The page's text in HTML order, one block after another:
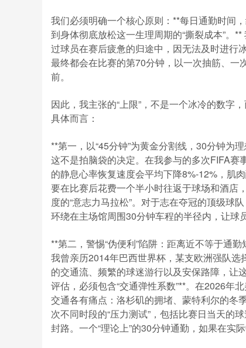
我们必须明确一个核心原则：**每日通勤时间
到身体彻底放松这一生理周期的“撕裂成本”。
过球员在赛后疲惫的归途中，因无法及时进行
最终都会在比赛的第70分钟，以一次抽筋、
前。
因此，我主张的“上限”，不是一个冰冷的数字
具体而言：
**第一，以“45分钟”为黄金分割线，30分钟为
这不是拍脑袋的决定。在我参与的多次FIFA
的静息心率恢复速度会平均下降8%-12%，肌
要在比赛后花费一个半小时往返于球场和酒店
度的“意志力马拉松”。对于志在夺冠的顶级球
环绕在主场馆周围30分钟车程的半径内，让球
**第二，警惕“伪便利”陷阱：距离近不等于通勤
我曾亲历2014年巴西世界杯，某支欧洲强队
的交通流、频繁的球迷游行以及安保路障，让
评估，必须包含“交通弹性系数”**。在2026年
交通各有痛点：洛杉矶的拥堵、蒙特利尔的冬
次不同时段的“压力测试”，包括比赛日当天的
封路。一个“理论上”的30分钟通勤，如果在实